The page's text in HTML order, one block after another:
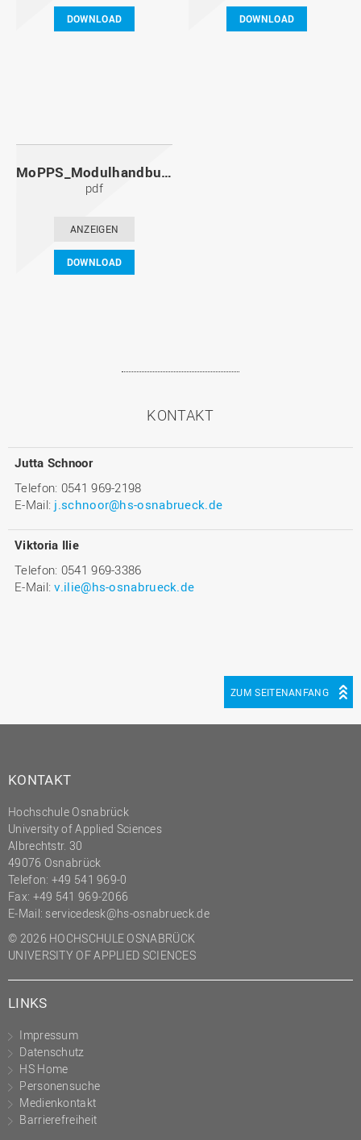
DOWNLOAD DOWNLOAD
MoPPS_Modulhandbuch_20091201.pdf
pdf
ANZEIGEN
DOWNLOAD
KONTAKT
Jutta Schnoor
Telefon: 0541 969-2198
E-Mail: j.schnoor@hs-osnabrueck.de
Viktoria Ilie
Telefon: 0541 969-3386
E-Mail:v.ilie@hs-osnabrueck.de
ZUM SEITENANFANG
KONTAKT
Hochschule Osnabrück
University of Applied Sciences
Albrechtstr. 30
49076 Osnabrück
Telefon: +49 541 969-0
Fax: +49 541 969-2066
E-Mail: servicedesk@hs-osnabrueck.de
© 2026 HOCHSCHULE OSNABRÜCK
UNIVERSITY OF APPLIED SCIENCES
LINKS
Impressum
Datenschutz
HS Home
Personensuche
Medienkontakt
Barrierefreiheit